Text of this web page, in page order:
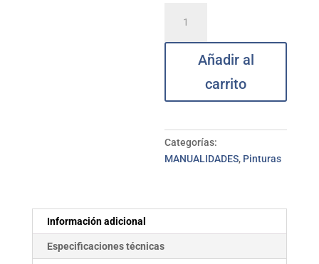
verde
PC-
Añadir al
carrito
Categorías:
MANUALIDADES, Pinturas
Información adicional
Especificaciones técnicas